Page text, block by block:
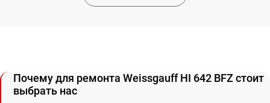
Почему для ремонта Weissgauff HI 642 BFZ стоит
выбрать нас